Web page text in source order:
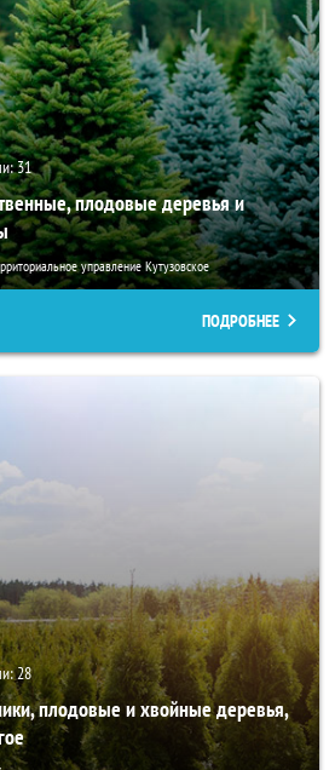
31
плодовые деревья и
управление Кутузовское
ПОДРОБНЕЕ
28
плодовые и хвойные деревья,